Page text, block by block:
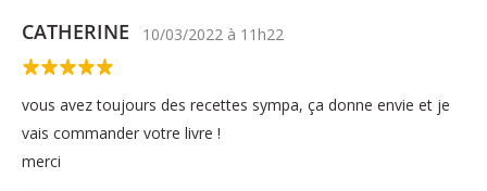
CATHERINE 10/03/2022 à 11h22
vous avez toujours des recettes sympa, ça donne envie et je
vais commander votre livre !
merci